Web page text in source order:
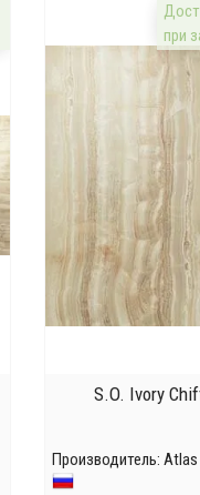
при
S.O. Ivory
Производитель: Atlas